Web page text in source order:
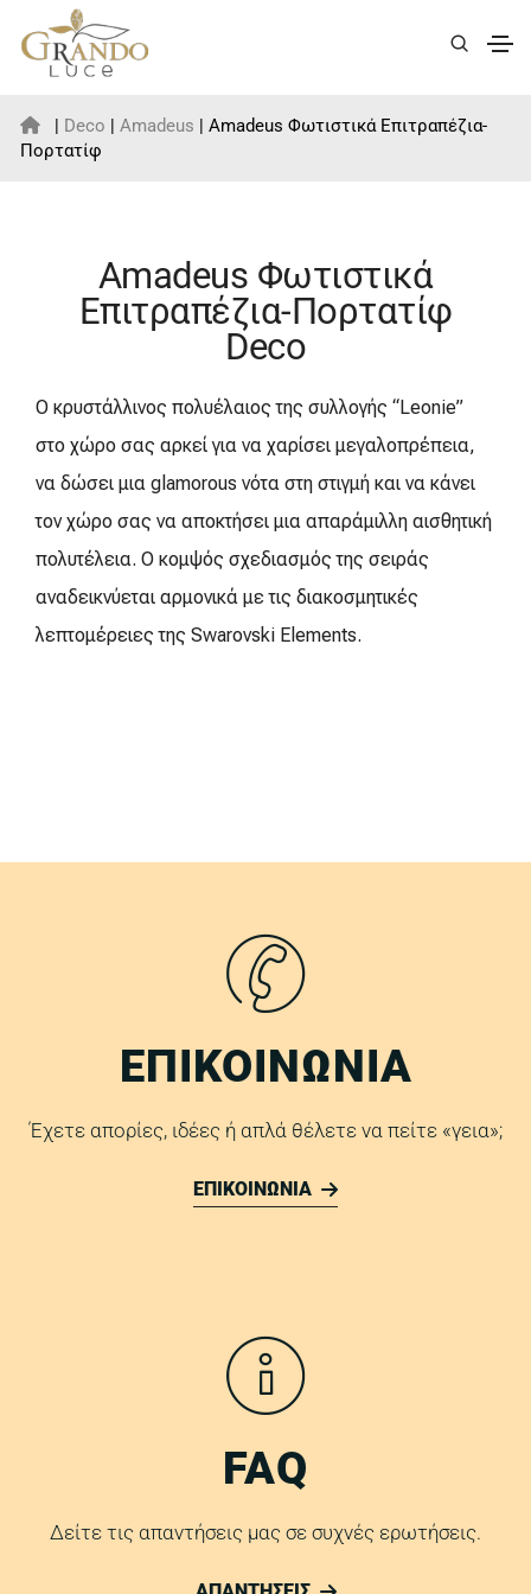
| Deco | Amadeus | Amadeus Φωτιστικά Επιτραπέζια-
Πορτατίφ
Amadeus Φωτιστικά
Επιτραπέζια-Πορτατίφ
Deco
Ο κρυστάλλινος πολυέλαιος της συλλογής “Leonie”
στο χώρο σας αρκεί για να χαρίσει μεγαλοπρέπεια,
να δώσει μια glamorous νότα στη στιγμή και να κάνει
τον χώρο σας να αποκτήσει μια απαράμιλλη αισθητική
πολυτέλεια. Ο κομψός σχεδιασμός της σειράς
αναδεικνύεται αρμονικά με τις διακοσμητικές
λεπτομέρειες της Swarovski Elements.
ΕΠΙΚΟΙΝΩΝΙΑ
Έχετε απορίες, ιδέες ή απλά θέλετε να πείτε «γεια»;
ΕΠΙΚΟΙΝΩΝΙΑ
FAQ
Δείτε τις απαντήσεις μας σε συχνές ερωτήσεις.